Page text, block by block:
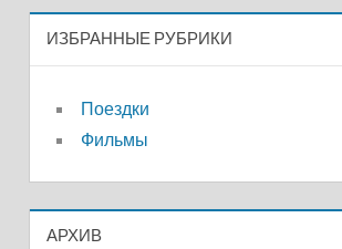
ИЗБРАННЫЕ РУБРИКИ
Поездки
Фильмы
АРХИВ